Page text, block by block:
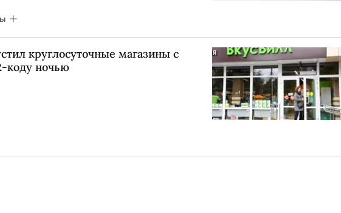
круглосуточные магазины с
коду ночью